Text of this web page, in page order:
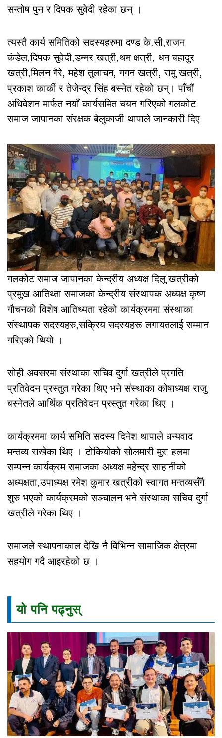
सन्तोष पुन र दिपक सुवेदी रहेका छन् ।
त्यस्तै कार्य समितिको सदस्यहरुमा दण्ड के.सी,राजन
कंडेल,दिपक सुवेदी,डम्मर खत्री,थम क्षत्री, धन बहादुर
खत्री,मिलन गैरे, महेश तुलाचन, गगन खत्री, रामु खत्री,
प्रकाश कार्की र तेजेन्द्र सिंह बस्नेत रहेको छन्। पाँचौं
अधिवेशन मार्फत नयाँ कार्यसमित चयन गरिएको गलकोट
समाज जापानका संरक्षक बेलुकाजी थापाले जानकारी दिए
गलकोट समाज जापानका केन्द्रीय अध्यक्ष दिलु खत्रीको
प्रमुख आतिथ्ता समाजका केन्द्रीय संस्थापक अध्यक्ष कृष्ण
गौचनको विशेष आतिथ्यता रहेको कार्यक्रममा संस्थाका
संस्थापक सदस्यहरु,सक्रिय सदस्यहरू लगायतलाई सम्मान
गरिएको थियो ।
सोही अवसरमा संस्थाका सचिव दुर्गा खत्रीले प्रगति
प्रतिवेदन प्रस्तुत गरेका थिए भने संस्थाका कोषाध्यक्ष राजु
बस्नेतले आर्थिक प्रतिवेदन प्रस्तुत गरेका थिए ।
कार्यक्रममा कार्य समिति सदस्य दिनेश थापाले धन्यवाद
मन्तव्य राखेका थिए । टोकियोको सोलमारी मुरा हलमा
सम्पन्न कार्यक्रम समाजका अध्यक्ष महेन्द्र साहानीको
अध्यक्षता,उपाध्यक्ष रमेश कुमार खत्रीको स्वागत मन्तव्यसँगै
शुरु भएको कार्यक्रमको सञ्चालन भने संस्थाका सचिव दुर्गा
खत्रीले गरेका थिए ।
समाजले स्थापनाकाल देखि नै विभिन्न सामाजिक क्षेत्रमा
सहयोग गदै आइरहेको छ ।
यो पनि पढ्नुस्